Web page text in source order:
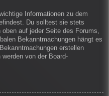
Informationen zu dem
Du solltest sie stets
auf jeder Seite des Forums,
Bekanntmachungen hängt es
erstellen
von der Board-